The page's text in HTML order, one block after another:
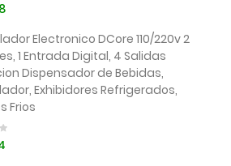
Electronico DCore 110/220v 2
1 Entrada Digital, 4 Salidas
Dispensador de Bebidas,
Exhibidores Refrigerados,
Frios